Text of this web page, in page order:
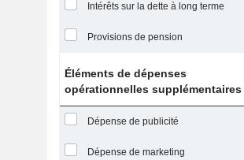
Intérêts sur la dette à long terme
Provisions de pension
Éléments de dépenses
opérationnelles supplémentaires
Dépense de publicité
Dépense de marketing